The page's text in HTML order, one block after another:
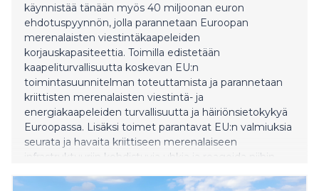
käynnistää tänään myös 40 miljoonan euron
ehdotuspyynnön, jolla parannetaan Euroopan
merenalaisten viestintäkaapeleiden
korjauskapasiteettia. Toimilla edistetään
kaapeliturvallisuutta koskevan EU:n
toimintasuunnitelman toteuttamista ja parannetaan
kriittisten merenalaisten viestintä- ja
energiakaapeleiden turvallisuutta ja häiriönsietokykyä
Euroopassa. Lisäksi toimet parantavat EU:n valmiuksia
seurata ja havaita kriittiseen merenalaiseen
infrastruktuuriin kohdistuvia uhkia ja reagoida niihin.
alueellinen keskus vahvistaa valvonta- ja